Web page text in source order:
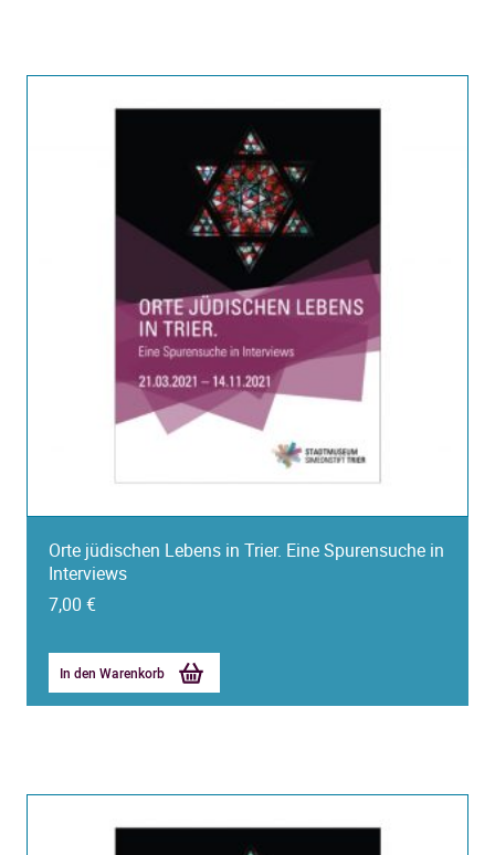
Orte jüdischen Lebens in Trier. Eine Spurensuche in
Interviews
7,00 €
In den Warenkorb